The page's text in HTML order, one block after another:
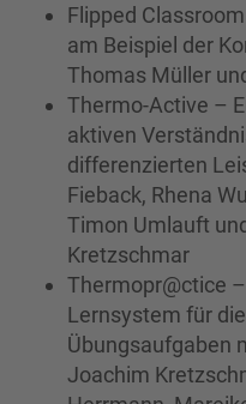
Flipped
am Beispiel der
Thomas Müller
Thermo-Active –
aktiven
differenzierten
Fieback, Rhena
Timon Umlauft
Kretzschmar
Thermopr@ctice
Lernsystem für
Übungsaufgaben
Joachim